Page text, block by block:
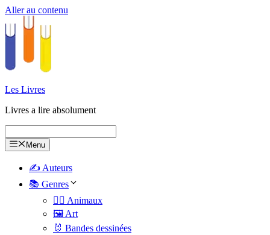
Aller au contenu
Les Livres
Livres a lire absolument
Menu
✍️ Auteurs
📚 Genres
🐕‍🦺 Animaux
🖼️ Art
🐰 Bandes dessinées